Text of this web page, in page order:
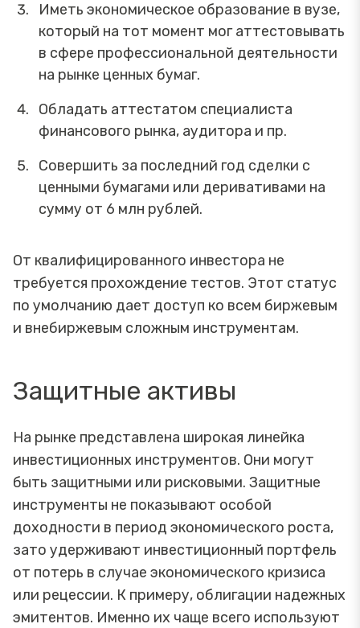
Иметь экономическое образование в вузе,
который на тот момент мог аттестовывать
в сфере профессиональной деятельности
на рынке ценных бумаг.
Обладать аттестатом специалиста
финансового рынка, аудитора и пр.
Совершить за последний год сделки с
ценными бумагами или деривативами на
сумму от 6 млн рублей.
От квалифицированного инвестора не
требуется прохождение тестов. Этот статус
по умолчанию дает доступ ко всем биржевым
и внебиржевым сложным инструментам.
Защитные активы
На рынке представлена широкая линейка
инвестиционных инструментов. Они могут
быть защитными или рисковыми. Защитные
инструменты не показывают особой
доходности в период экономического роста,
зато удерживают инвестиционный портфель
от потерь в случае экономического кризиса
или рецессии. К примеру, облигации надежных
эмитентов. Именно их чаще всего используют